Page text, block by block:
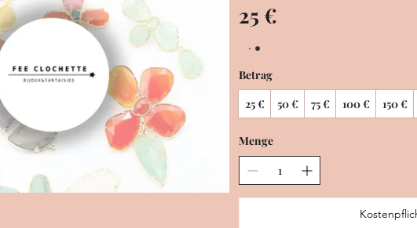
25 €
Betrag
25 €
50 € 75 € 100 € 150 €
Menge